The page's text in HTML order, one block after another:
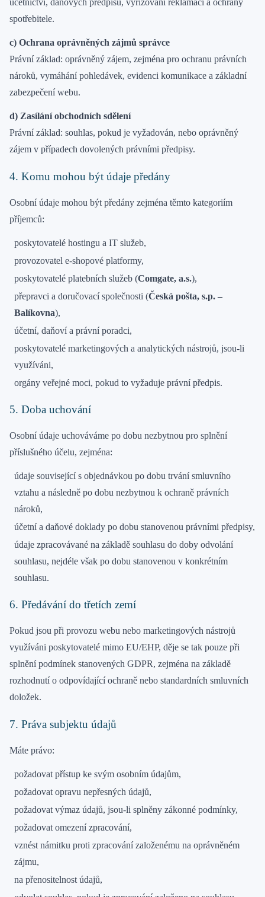
účetnictví, daňových předpisů, vyřizování reklamací a ochrany
spotřebitele.
c) Ochrana oprávněných zájmů správce
Právní základ: oprávněný zájem, zejména pro ochranu právních
nároků, vymáhání pohledávek, evidenci komunikace a základní
zabezpečení webu.
d) Zasílání obchodních sdělení
Právní základ: souhlas, pokud je vyžadován, nebo oprávněný
zájem v případech dovolených právními předpisy.
4. Komu mohou být údaje předány
Osobní údaje mohou být předány zejména těmto kategoriím
příjemců:
poskytovatelé hostingu a IT služeb,
provozovatel e-shopové platformy,
poskytovatelé platebních služeb (Comgate, a.s.),
přepravci a doručovací společnosti (Česká pošta, s.p. –
Balíkovna),
účetní, daňoví a právní poradci,
poskytovatelé marketingových a analytických nástrojů, jsou-li
využíváni,
orgány veřejné moci, pokud to vyžaduje právní předpis.
5. Doba uchování
Osobní údaje uchováváme po dobu nezbytnou pro splnění
příslušného účelu, zejména:
údaje související s objednávkou po dobu trvání smluvního
vztahu a následně po dobu nezbytnou k ochraně právních
nároků,
účetní a daňové doklady po dobu stanovenou právními předpisy,
údaje zpracovávané na základě souhlasu do doby odvolání
souhlasu, nejdéle však po dobu stanovenou v konkrétním
souhlasu.
6. Předávání do třetích zemí
Pokud jsou při provozu webu nebo marketingových nástrojů
využíváni poskytovatelé mimo EU/EHP, děje se tak pouze při
splnění podmínek stanovených GDPR, zejména na základě
rozhodnutí o odpovídající ochraně nebo standardních smluvních
doložek.
7. Práva subjektu údajů
Máte právo:
požadovat přístup ke svým osobním údajům,
požadovat opravu nepřesných údajů,
požadovat výmaz údajů, jsou-li splněny zákonné podmínky,
požadovat omezení zpracování,
vznést námitku proti zpracování založenému na oprávněném
zájmu,
na přenositelnost údajů,